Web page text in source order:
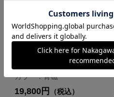
播州織の高密度テー
カラー：青磁
19,800円 （税込）